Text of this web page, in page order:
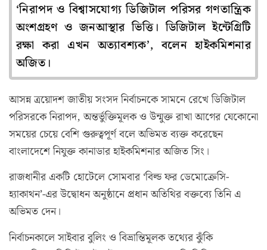
‘নিরাপদ ও বিশ্বাসযোগ্য ডিজিটাল পরিসর গণতান্ত্রিক
অংশগ্রহণ ও জনআস্থার ভিত্তি। ডিজিটাল ইন্টেগ্রিটি
রক্ষা করা এখন অত্যাবশ্যক’, বলেন হাইকমিশনার
অজিত।
আসন্ন ত্রয়োদশ জাতীয় সংসদ নির্বাচনকে সামনে রেখে ডিজিটাল
পরিসরকে নিরাপদ, অন্তর্ভুক্তিমূলক ও উন্মুক্ত রাখা আগের যেকোনো
সময়ের চেয়ে বেশি গুরুত্বপূর্ণ বলে অভিমত ব্যক্ত করেছেন
বাংলাদেশে নিযুক্ত কানাডার হাইকমিশনার অজিত সিং।
রাজধানীর একটি হোটেলে সোমবার ‘বিল্ড ফর ডেমোক্রেসি-
হ্যাকাথন’-এর উদ্বোধন অনুষ্ঠানে প্রধান অতিথির বক্তব্যে তিনি এ
অভিমত দেন।
নির্বাচনকালে সাইবার বুলিং ও বিভ্রান্তিমূলক তথ্যের ঝুঁকি